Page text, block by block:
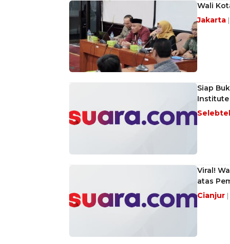
Wali
Jakarta
Siap
Institute
Viral!
atas
Cianjur